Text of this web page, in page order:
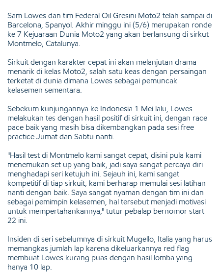
Sam Lowes dan tim Federal Oil Gresini Moto2 telah sampai di
Barcelona, Spanyol. Akhir minggu ini (5/6) merupakan ronde
ke 7 Kejuaraan Dunia Moto2 yang akan berlansung di sirkut
Montmelo, Catalunya.
Sirkuit dengan karakter cepat ini akan melanjutan drama
menarik di kelas Moto2, salah satu keas dengan persaingan
terketat di dunia dimana Lowes sebagai pemuncak
kelasemen sementara.
Sebekum kunjungannya ke Indonesia 1 Mei lalu, Lowes
melakukan tes dengan hasil positif di sirkuit ini, dengan race
pace baik yang masih bisa dikembangkan pada sesi free
practice Jumat dan Sabtu nanti.
"Hasil test di Montmelo kami sangat cepat, disini pula kami
menemukan set up yang baik, jadi saya sangat percaya diri
menghadapi seri ketujuh ini. Sejauh ini, kami sangat
kompetitif di tiap sirkuit, kami berharap memulai sesi latihan
nanti dengan baik. Saya sangat nyaman dengan tim ini dan
sebagai pemimpin kelasemen, hal tersebut menjadi motivasi
untuk mempertahankannya," tutur pebalap bernomor start
22 ini.
Insiden di seri sebelumnya di sirkuit Mugello, Italia yang harus
memangkas jumlah lap karena dikeluarkannya red flag
membuat Lowes kurang puas dengan hasil lomba yang
hanya 10 lap.